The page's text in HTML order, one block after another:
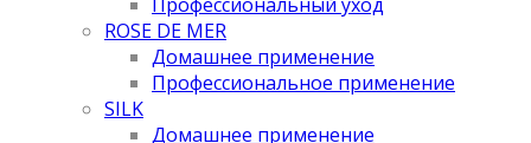
ROSE DE MER
Домашнее применение
Профессиональное применение
SILK
Домашнее применение